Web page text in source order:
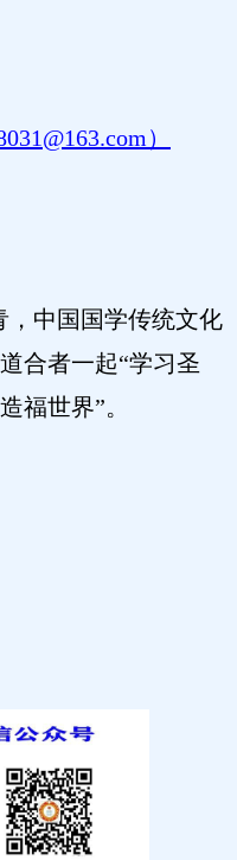
）
，中国国学传统文化
合者一起“学习圣
福世界”。